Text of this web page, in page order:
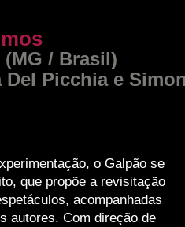
/ Brasil)
Del Picchia e
o Galpão se
que propõe a revisitação
acompanhadas
autores. Com direção de